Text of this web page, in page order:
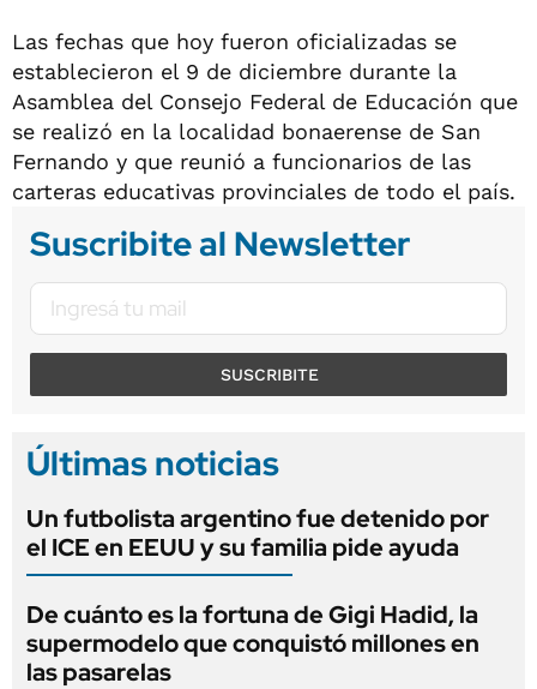
Las fechas que hoy fueron oficializadas se
establecieron el 9 de diciembre durante la
Asamblea del Consejo Federal de Educación que
se realizó en la localidad bonaerense de San
Fernando y que reunió a funcionarios de las
carteras educativas provinciales de todo el país.
Suscribite al Newsletter
SUSCRIBITE
Últimas noticias
Un futbolista argentino fue detenido por
el ICE en EEUU y su familia pide ayuda
De cuánto es la fortuna de Gigi Hadid, la
supermodelo que conquistó millones en
las pasarelas